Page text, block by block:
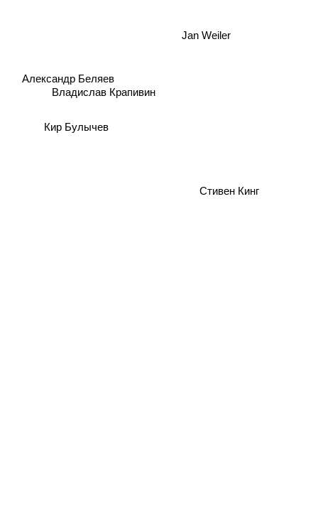
Jan Weiler
Владислав Крапивин
Александр Беляев
Кир Булычев
Стивен Кинг